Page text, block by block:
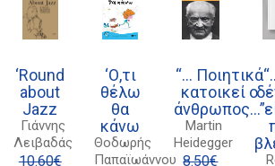
‘Round
about
Jazz
Γιάννης
Λειβαδάς
10.60€
‘Ο,τι
θέλω
θα
κάνω
Θοδωρής
Παπαϊωάννου
“… Ποιητικά
κατοικεί ο
άνθρωπος…”
Martin
Heidegger
8.50€